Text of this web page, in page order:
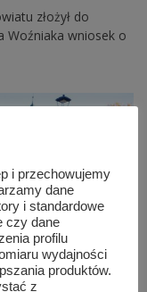
złożył do
Woźniaka wniosek o
i przechowujemy
dane
i standardowe
czy dane
profilu
wydajności
produktów.
z